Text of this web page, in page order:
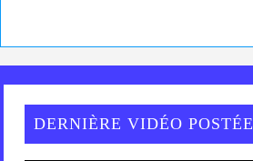
DERNIÈRE VIDÉO POSTÉE